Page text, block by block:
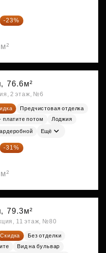
-23%
76.6м²
2 этаж, №6
Предчистовая отделка
потом
Лоджия
Ещё
-31%
79.3м²
11 этаж, №80
Скидка
Без отделки
Вид на бульвар